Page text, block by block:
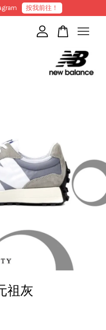
按我前往！
祖灰
還是空的。